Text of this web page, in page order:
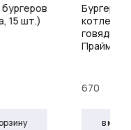
15 шт.)
Бургер с
котлетой
говядины
670
в